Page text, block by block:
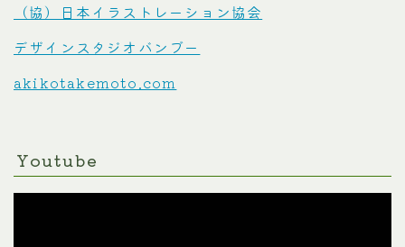
（協）日本イラストレーション協会
デザインスタジオバンブー
akikotakemoto.com
Youtube